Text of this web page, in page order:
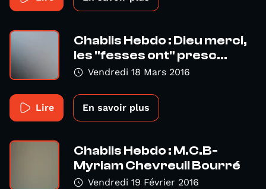
Chablis Hebdo : Dieu merci,
les "fesses ont" presc...
Vendredi 18 Mars 2016
Lire En savoir plus
Chablis Hebdo : M.C.B-
Myriam Chevreuil Bourré
Vendredi 19 Février 2016